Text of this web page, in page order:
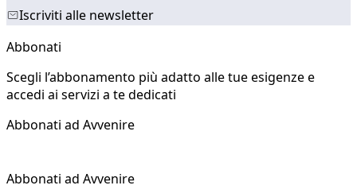
Iscriviti alle newsletter
Abbonati
Scegli l’abbonamento più adatto alle tue esigenze e
accedi ai servizi a te dedicati
Abbonati ad Avvenire
Abbonati ad Avvenire